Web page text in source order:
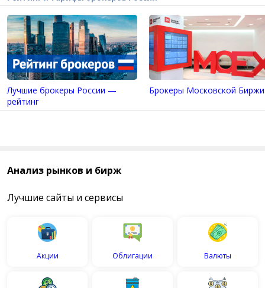
Лучшие брокеры России —
рейтинг
Брокеры Московской Биржи
Анализ рынков и бирж
Лучшие сайты и сервисы
Акции Облигации Валюты